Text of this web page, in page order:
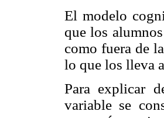
El modelo
que los
como fuera de
lo que los lleva
Para explicar
variable se